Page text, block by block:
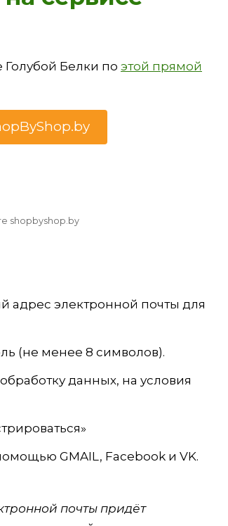
Белки по этой прямой
shopbyshop.by
адрес электронной почты для
(не менее 8 символов).
данных, на условия
GMAIL, Facebook и VK.
почты придёт